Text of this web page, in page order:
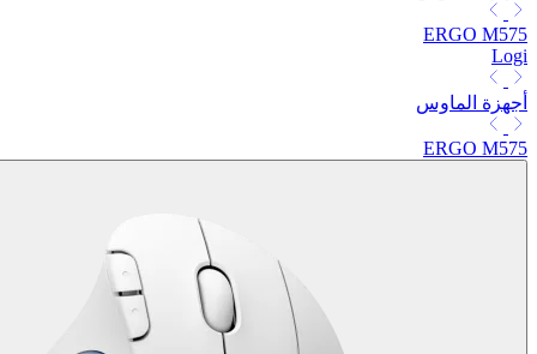
ERGO M575
Logi
أجهزة الماوس
ERGO M575